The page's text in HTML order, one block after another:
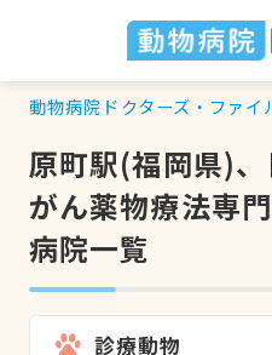
動物病院ドクターズ・ファイ
原町駅(福岡県)
がん薬物療法専
病院一覧
診療動物